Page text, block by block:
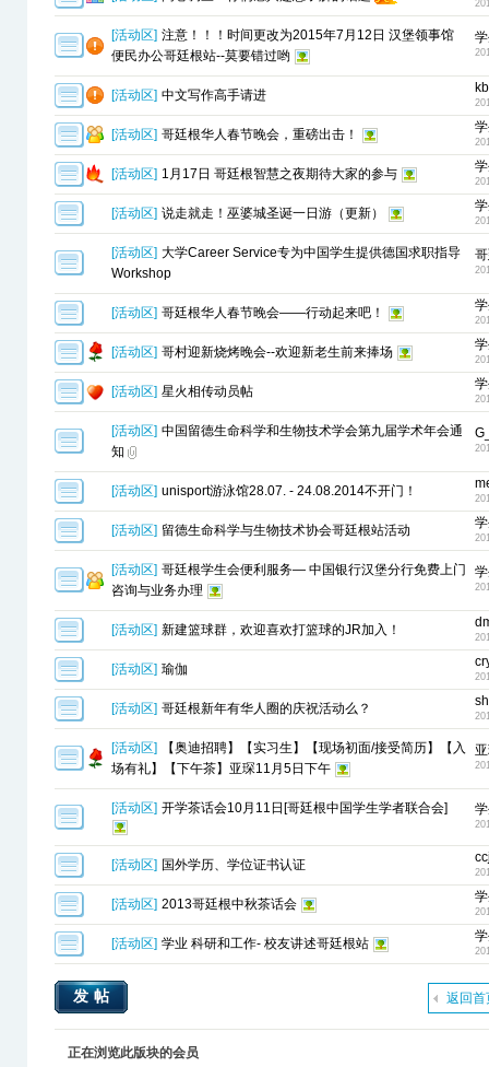
[活动区] 注意！！！时间更改为2015年7月12日 汉堡领事馆
便民办公哥廷根站--莫要错过哟
[活动区] 中文写作高手请进
[活动区] 哥廷根华人春节晚会，重磅出击！
[活动区] 1月17日 哥廷根智慧之夜期待大家的参与
[活动区] 说走就走！巫婆城圣诞一日游（更新）
[活动区] 大学Career Service专为中国学生提供德国求职指导
Workshop
[活动区] 哥廷根华人春节晚会——行动起来吧！
[活动区] 哥村迎新烧烤晚会--欢迎新老生前来捧场
[活动区] 星火相传动员帖
[活动区] 中国留德生命科学和生物技术学会第九届学术年会通
知
[活动区] unisport游泳馆28.07. - 24.08.2014不开门！
[活动区] 留德生命科学与生物技术协会哥廷根站活动
[活动区] 哥廷根学生会便利服务— 中国银行汉堡分行免费上门
咨询与业务办理
[活动区] 新建篮球群，欢迎喜欢打篮球的JR加入！
[活动区] 瑜伽
[活动区] 哥廷根新年有华人圈的庆祝活动么？
[活动区]
【奥迪招聘】【实习生】【现场初面/接受简历】【入
场有礼】【下午茶】亚琛11月5日下午
[活动区] 开学茶话会10月11日[哥廷根中国学生学者联合会]
[活动区] 国外学历、学位证书认证
[活动区] 2013哥廷根中秋茶话会
[活动区] 学业 科研和工作- 校友讲述哥廷根站
返回首
发帖
正在浏览此版块的会员